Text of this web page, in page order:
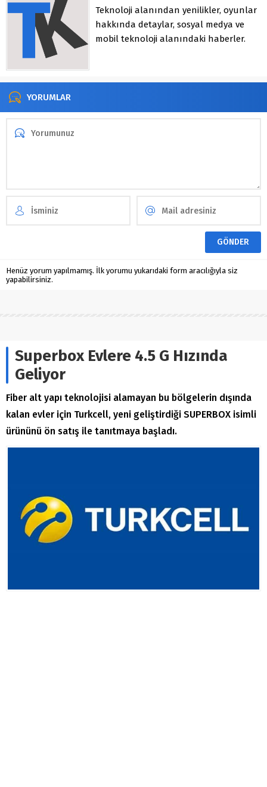
Teknoloji alanından yenilikler, oyunlar
hakkında detaylar, sosyal medya ve
mobil teknoloji alanındaki haberler.
YORUMLAR
Henüz yorum yapılmamış. İlk yorumu yukarıdaki form aracılığıyla siz
yapabilirsiniz.
Superbox Evlere 4.5 G Hızında
Geliyor
Fiber alt yapı teknolojisi alamayan bu bölgelerin dışında
kalan evler için Turkcell, yeni geliştirdiği SUPERBOX isimli
ürününü ön satış ile tanıtmaya başladı.